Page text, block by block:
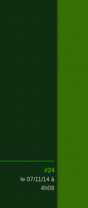
#24
le 07/11/14 à
4h08